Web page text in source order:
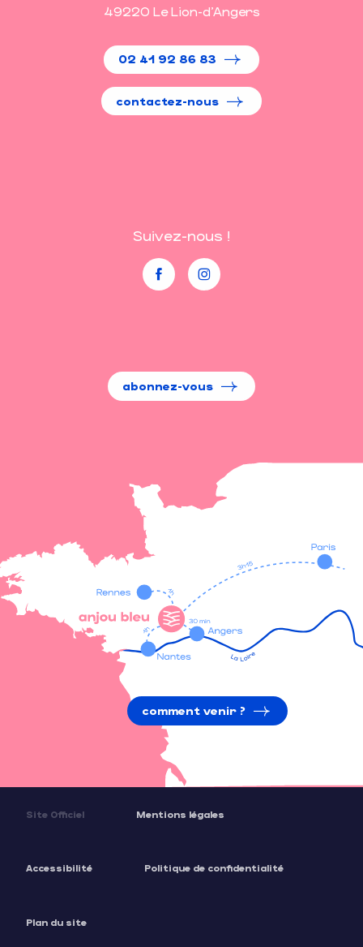
49220 Le Lion-d'Angers
02 41 92 86 83
contactez-nous
Suivez-nous !
abonnez-vous
comment venir ?
Site Officiel Mentions légales
Accessibilité Politique de confidentialité
Plan du site